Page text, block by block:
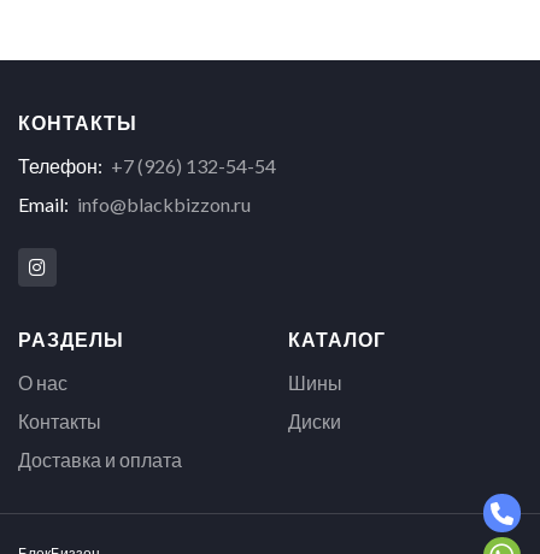
КОНТАКТЫ
Телефон: +7 (926) 132-54-54
Email: info@blackbizzon.ru
РАЗДЕЛЫ
О нас
Контакты
Доставка и оплата
КАТАЛОГ
Шины
Диски